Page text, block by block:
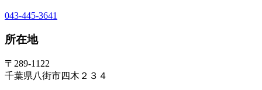
043-445-3641
所在地
〒289-1122
千葉県八街市四木２３４